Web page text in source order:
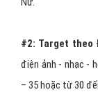
#2: Target theo
điện ảnh - nhạc -
– 35 hoặc từ 30